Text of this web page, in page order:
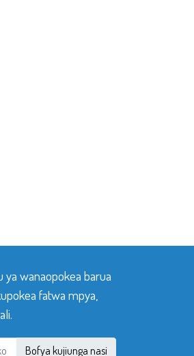
wanaopokea barua
fatwa mpya,
Bofya kujiunga nasi